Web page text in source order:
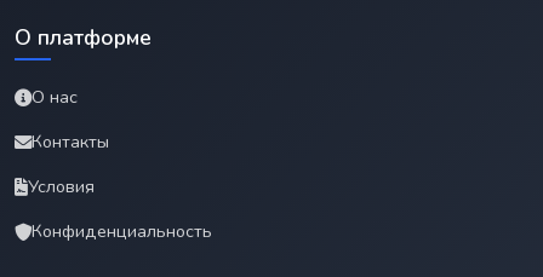
О платформе
О нас
Контакты
Условия
Конфиденциальность